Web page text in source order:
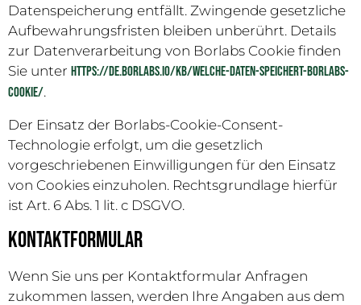
Datenspeicherung entfällt. Zwingende gesetzliche
Aufbewahrungsfristen bleiben unberührt. Details
zur Datenverarbeitung von Borlabs Cookie finden
Sie unter https://de.borlabs.io/kb/welche-daten-speichert-borlabs-
cookie/.
Der Einsatz der Borlabs-Cookie-Consent-
Technologie erfolgt, um die gesetzlich
vorgeschriebenen Einwilligungen für den Einsatz
von Cookies einzuholen. Rechtsgrundlage hierfür
ist Art. 6 Abs. 1 lit. c DSGVO.
Kontaktformular
Wenn Sie uns per Kontaktformular Anfragen
zukommen lassen, werden Ihre Angaben aus dem